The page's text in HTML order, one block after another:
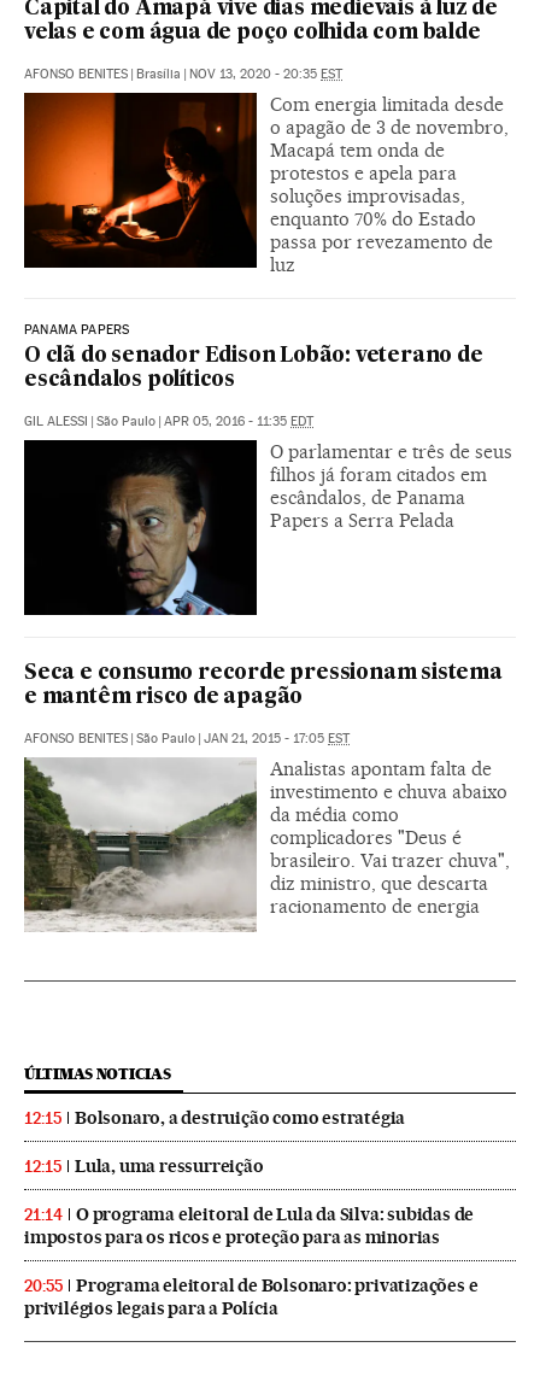
Capital do Amapá vive dias medievais à luz de
velas e com água de poço colhida com balde
AFONSO BENITES Brasília NOV 13, 2020 - 20:35 EST
Com energia limitada desde
o apagão de 3 de novembro,
Macapá tem onda de
protestos e apela para
soluções improvisadas,
enquanto 70% do Estado
passa por revezamento de
luz
PANAMA PAPERS
O clã do senador Edison Lobão: veterano de
escândalos políticos
GIL ALESSI São Paulo APR 05, 2016 - 11:35 EDT
O parlamentar e três de seus
filhos já foram citados em
escândalos, de Panama
Papers a Serra Pelada
Seca e consumo recorde pressionam sistema
e mantêm risco de apagão
AFONSO BENITES São Paulo JAN 21, 2015 - 17:05 EST
Analistas apontam falta de
investimento e chuva abaixo
da média como
complicadores "Deus é
brasileiro. Vai trazer chuva",
diz ministro, que descarta
racionamento de energia
ÚLTIMAS NOTICIAS
12:15 Bolsonaro, a destruição como estratégia
12:15 Lula, uma ressurreição
21:14
O programa eleitoral de Lula da Silva: subidas de
impostos para os ricos e proteção para as minorias
20:55
Programa eleitoral de Bolsonaro: privatizações e
privilégios legais para a Polícia